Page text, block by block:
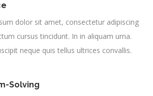
dolor sit amet, consectetur adipiscing
cursus tincidunt. In in aliquam urna.
neque quis tellus ultrices convallis.
Solving